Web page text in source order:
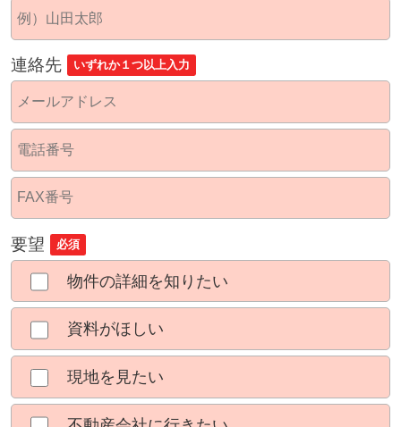
連絡先 いずれか１つ以上入力
要望 必須
物件の詳細を知りたい
資料がほしい
現地を見たい